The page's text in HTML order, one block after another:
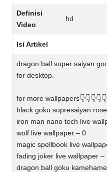
Definisi
Video
hd
Isi Artikel
dragon ball super saiyan
for desktop.
for more wallpapers👇👇👇👇👇
black goku supresaiyan
iron man nano tech live
wolf live wallpaper – 0
magic spellbook live
fading joker live wallpaper –
dragon ball goku